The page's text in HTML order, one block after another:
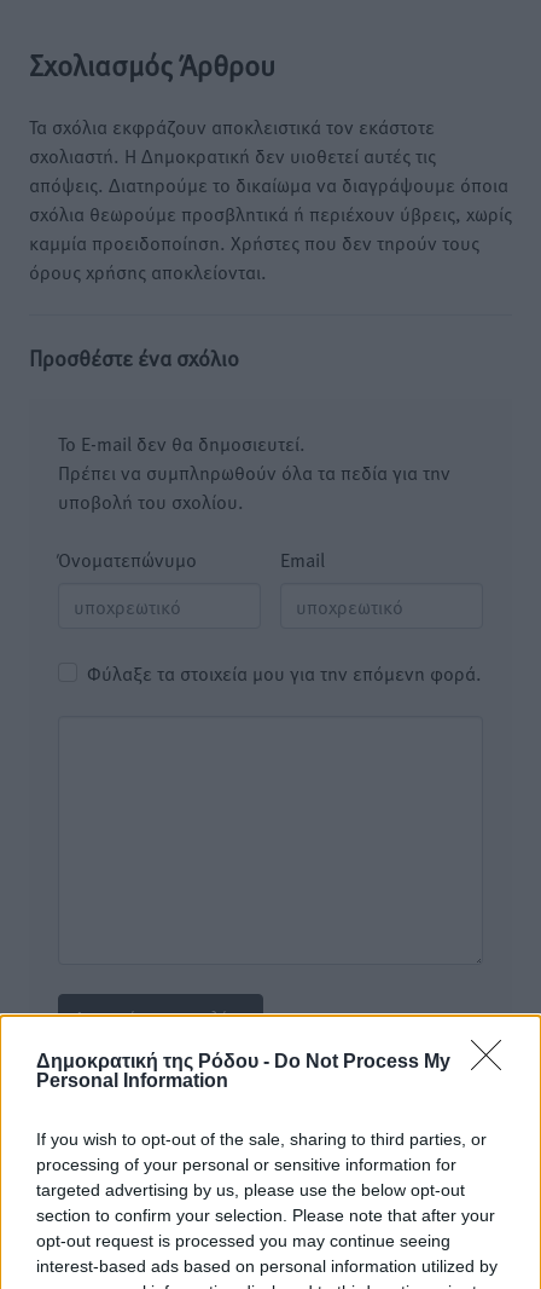
Δημοκρατική της Ρόδου - Do Not Process My
Personal Information
If you wish to opt-out of the sale, sharing to third parties, or
processing of your personal or sensitive information for
targeted advertising by us, please use the below opt-out
section to confirm your selection. Please note that after your
opt-out request is processed you may continue seeing
interest-based ads based on personal information utilized by
Σχολιασμός Άρθρου
Τα σχόλια εκφράζουν αποκλειστικά τον εκάστοτε
σχολιαστή. Η Δημοκρατική δεν υιοθετεί αυτές τις
απόψεις. Διατηρούμε το δικαίωμα να διαγράψουμε όποια
σχόλια θεωρούμε προσβλητικά ή περιέχουν ύβρεις, χωρίς
καμμία προειδοποίηση. Χρήστες που δεν τηρούν τους
όρους χρήσης αποκλείονται.
Προσθέστε ένα σχόλιο
Το E-mail δεν θα δημοσιευτεί.
Πρέπει να συμπληρωθούν όλα τα πεδία για την
υποβολή του σχολίου.
Όνοματεπώνυμο Email
Φύλαξε τα στοιχεία μου για την επόμενη φορά.
Για την μερική αναπαραγωγή της είδησης από άλλες
ιστοσελίδες είναι απαραίτητη η χρήση του παρακάτω
παρεχόμενου συνδέσμου παραπομπής προς το άρθρο
της Δημοκρατικής.